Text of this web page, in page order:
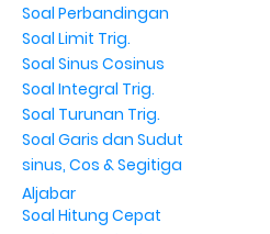
Soal Perbandingan
Soal Limit Trig.
Soal Sinus Cosinus
Soal Integral Trig.
Soal Turunan Trig.
Soal Garis dan Sudut
sinus, Cos & Segitiga
Aljabar
Soal Hitung Cepat